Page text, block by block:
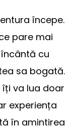
începe.
pare mai
cu
sa bogată.
va lua doar
experiența
în amintirea